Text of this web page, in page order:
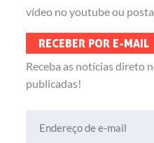
vídeo no youtube ou
RECEBER POR E-MAIL
Receba as notícias direto
publicadas!